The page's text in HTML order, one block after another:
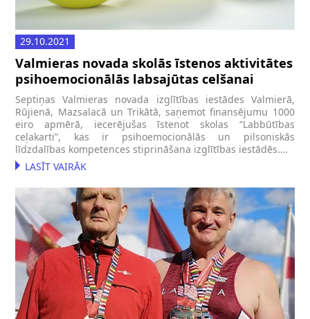
29.10.2021
Valmieras novada skolās īstenos aktivitātes
psihoemocionālās labsajūtas celšanai
Septiņas Valmieras novada izglītības iestādes Valmierā,
Rūjienā, Mazsalacā un Trikātā, saņemot finansējumu 1000
eiro apmērā, iecerējušas īstenot skolas “Labbūtības
ceļakarti”, kas ir psihoemocionālās un pilsoniskās
līdzdalības kompetences stiprināšana izglītības iestādēs.…
LASĪT VAIRĀK